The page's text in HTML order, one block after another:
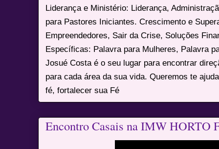
Liderança e Ministério: Liderança,
para Pastores Iniciantes. Crescimento e
Empreendedores, Sair da Crise, Soluções
Específicas: Palavra para Mulheres, Palavra
Josué Costa é o seu lugar para encontrar
para cada área da sua vida. Queremos te
fé, fortalecer sua Fé
Encontro Casais na IMW HORTO